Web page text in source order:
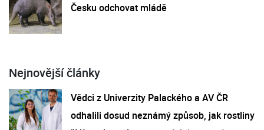
Česku odchovat mládě
Nejnovější články
Vědci z Univerzity Palackého a AV ČR
odhalili dosud neznámý způsob, jak rostliny